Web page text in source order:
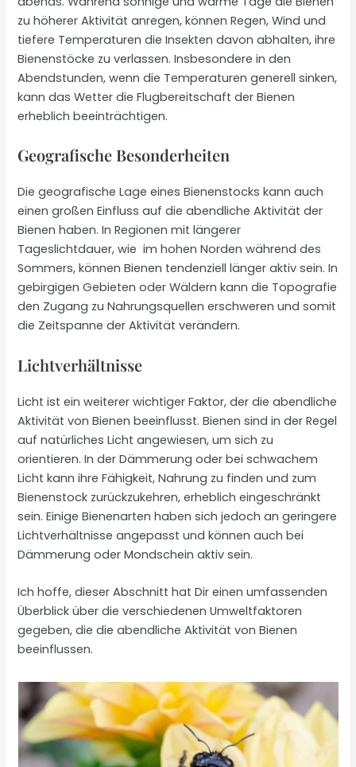
zu höherer Aktivität anregen, können Regen, Wind und
tiefere Temperaturen die Insekten davon abhalten, ihre
Bienenstöcke zu verlassen. Insbesondere in den
Abendstunden, wenn die Temperaturen generell sinken,
kann das Wetter die Flugbereitschaft der Bienen
erheblich beeinträchtigen.
Geografische Besonderheiten
Die geografische Lage eines Bienenstocks kann auch
einen großen Einfluss auf die abendliche Aktivität der
Bienen haben. In Regionen mit längerer
Tageslichtdauer, wie im hohen Norden während des
Sommers, können Bienen tendenziell länger aktiv sein. In
gebirgigen Gebieten oder Wäldern kann die Topografie
den Zugang zu Nahrungsquellen erschweren und somit
die Zeitspanne der Aktivität verändern.
Lichtverhältnisse
Licht ist ein weiterer wichtiger Faktor, der die abendliche
Aktivität von Bienen beeinflusst. Bienen sind in der Regel
auf natürliches Licht angewiesen, um sich zu
orientieren. In der Dämmerung oder bei schwachem
Licht kann ihre Fähigkeit, Nahrung zu finden und zum
Bienenstock zurückzukehren, erheblich eingeschränkt
sein. Einige Bienenarten haben sich jedoch an geringere
Lichtverhältnisse angepasst und können auch bei
Dämmerung oder Mondschein aktiv sein.
Ich hoffe, dieser Abschnitt hat Dir einen umfassenden
Überblick über die verschiedenen Umweltfaktoren
gegeben, die die abendliche Aktivität von Bienen
beeinflussen.